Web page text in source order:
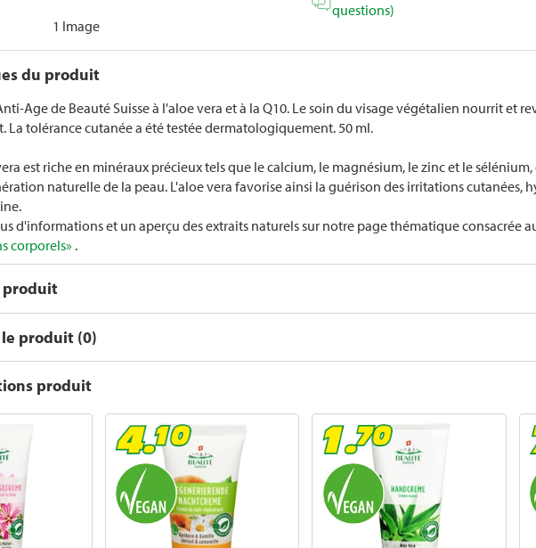
1 Image
questions)
du produit
Age de Beauté Suisse à l'aloe vera et à la Q10. Le soin du visage végétalien nourrit et
La tolérance cutanée a été testée dermatologiquement. 50 ml.
est riche en minéraux précieux tels que le calcium, le magnésium, le zinc et le
naturelle de la peau. L'aloe vera favorise ainsi la guérison des irritations cutanées,
d'informations et un aperçu des extraits naturels sur notre page thématique consacrée
corporels» .
produit
produit (0)
produit